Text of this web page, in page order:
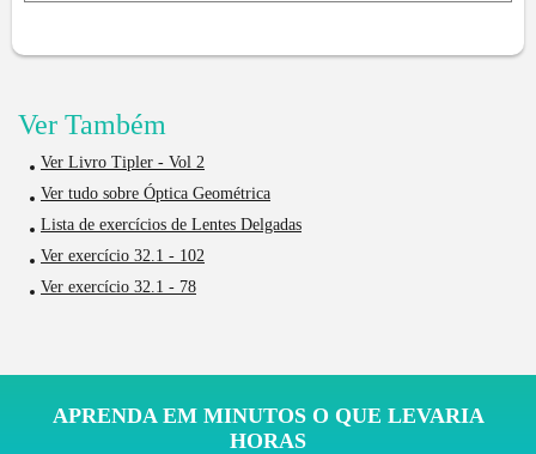
Ver Também
Ver Livro Tipler - Vol 2
Ver tudo sobre Óptica Geométrica
Lista de exercícios de Lentes Delgadas
Ver exercício 32.1 - 102
Ver exercício 32.1 - 78
APRENDA EM MINUTOS O QUE LEVARIA
HORAS